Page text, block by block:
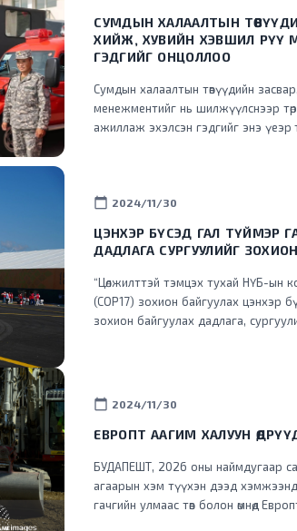
СУМДЫН ХАЛААЛТЫН
ХИЙЖ, ХУВИЙН ХЭВШИЛ РҮҮ
ГЭДГИЙГ ОНЦОЛЛОО
Сумдын халаалтын төвүүдийн
менежментийг нь шилжүүлснээр
ажиллаж эхэлсэн гэдгийг энэ үеэр
calendar_today 2024/11/30
ЦЭНХЭР БҮСЭД ГАЛ ТҮЙМЭР
ДАДЛАГА СУРГУУЛИЙГ
“Цөлжилттэй тэмцэх тухай НҮБ-ын
(COP17) зохион байгуулах цэнхэр
зохион байгуулах дадлага,
calendar_today 2024/11/30
ЕВРОПТ ААГИМ ХАЛУУН
БУДАПЕШТ, 2026 оны наймдугаар
агаарын хэм түүхэн дээд
гачгийн улмаас төв болон өмнөд